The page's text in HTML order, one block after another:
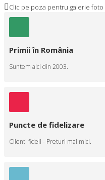
Clic pe poza pentru galerie foto
Primii în România
Suntem aici din 2003.
Puncte de fidelizare
Clienti fideli - Preturi mai mici.